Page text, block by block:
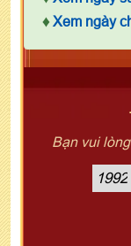
♦ Xem ngày
Bạn vui